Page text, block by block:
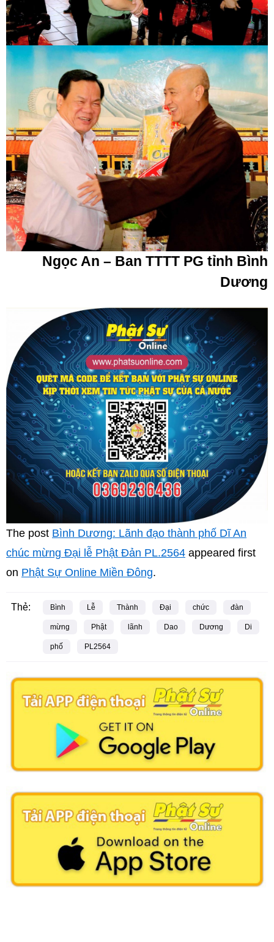
Ngọc An – Ban TTTT PG tỉnh Bình
Dương
The post Bình Dương: Lãnh đạo thành phố Dĩ An
chúc mừng Đại lễ Phật Đản PL.2564 appeared first
on Phật Sự Online Miền Đông.
Thẻ: Bình Lễ Thành Đại chức đàn
mừng Phật lãnh Dao Dương Di
phố PL2564